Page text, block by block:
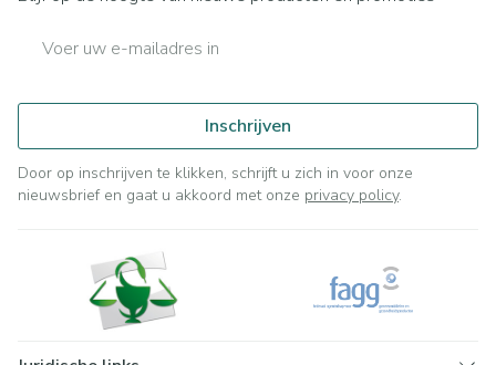
Inschrijven
Door op inschrijven te klikken, schrijft u zich in voor onze
nieuwsbrief en gaat u akkoord met onze privacy policy.